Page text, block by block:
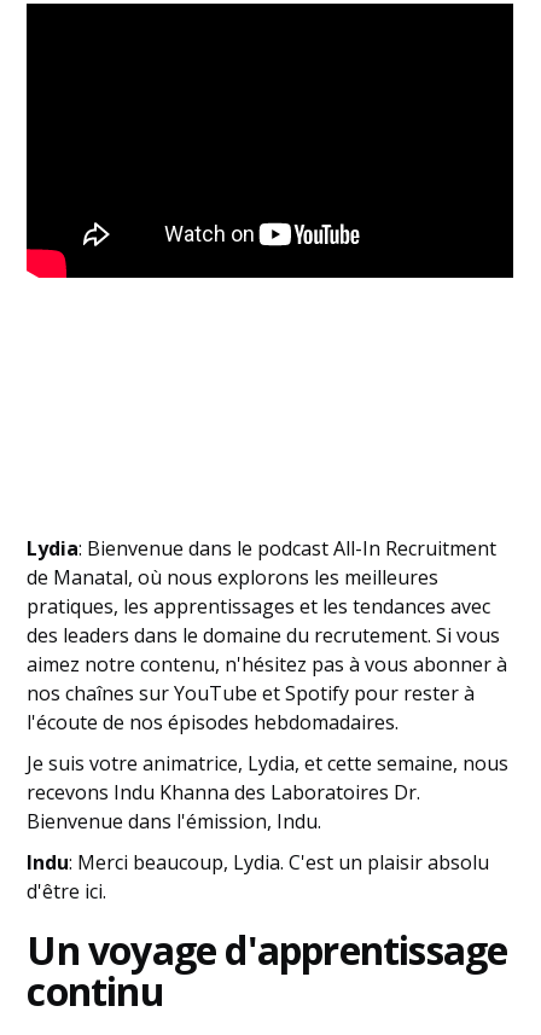
Lydia: Bienvenue dans le podcast All-In Recruitment
de Manatal, où nous explorons les meilleures
pratiques, les apprentissages et les tendances avec
des leaders dans le domaine du recrutement. Si vous
aimez notre contenu, n'hésitez pas à vous abonner à
nos chaînes sur YouTube et Spotify pour rester à
l'écoute de nos épisodes hebdomadaires.
Je suis votre animatrice, Lydia, et cette semaine, nous
recevons Indu Khanna des Laboratoires Dr.
Bienvenue dans l'émission, Indu.
Indu: Merci beaucoup, Lydia. C'est un plaisir absolu
d'être ici.
Un voyage d'apprentissage
continu